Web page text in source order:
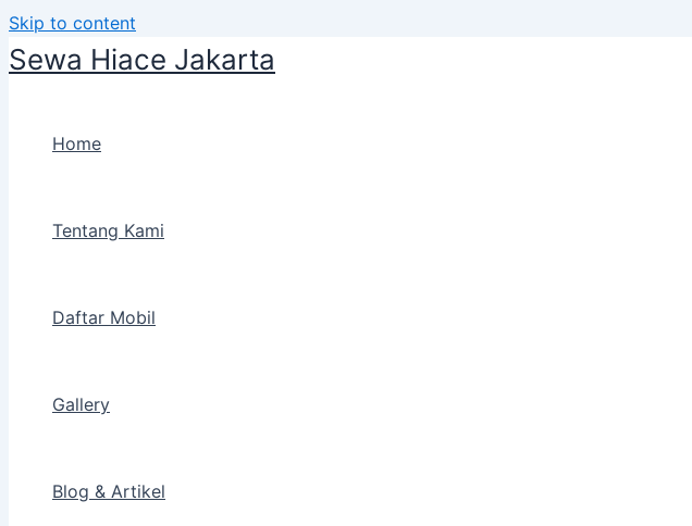
Skip to content
Sewa Hiace Jakarta
Home
Tentang Kami
Daftar Mobil
Gallery
Blog & Artikel